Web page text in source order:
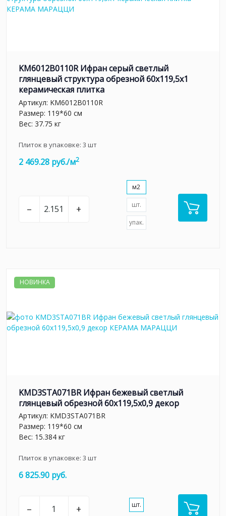
KM6012B0110R Ифран серый светлый
глянцевый структура обрезной 60x119,5x1
керамическая плитка
Артикул: KM6012B0110R
Размер: 119*60 см
Вес: 37.75 кг
Плиток в упаковке: 3 шт
2 469.28 руб./м2
– +
м2
шт.
упак.
НОВИНКА
KMD3STA071BR Ифран бежевый светлый
глянцевый обрезной 60x119,5x0,9 декор
Артикул: KMD3STA071BR
Размер: 119*60 см
Вес: 15.384 кг
Плиток в упаковке: 3 шт
6 825.90 руб.
– + шт.